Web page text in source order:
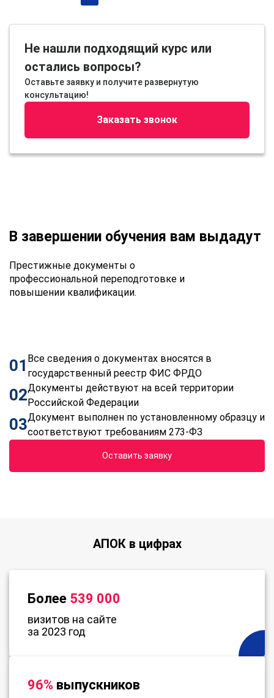
Не нашли подходящий курс или
остались вопросы?
Оставьте заявку и получите развернутую
консультацию!
Заказать звонок
В завершении обучения вам выдадут
Престижные документы о
профессиональной переподготовке и
повышении квалификации.
01 Все сведения о документах вносятся в
государственный реестр ФИС ФРДО
02Документы действуют на всей территории
Российской Федерации
03Документ выполнен по установленному образцу и
соответствуют требованиям 273-ФЗ
Оставить заявку
АПОК в цифрах
Более 539 000
визитов на сайте
за 2023 год
96% выпускников